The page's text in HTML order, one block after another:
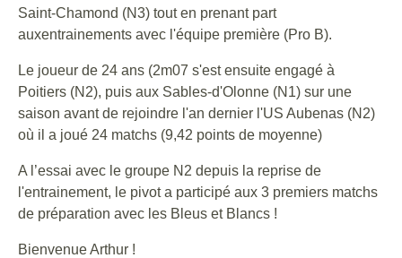
Saint-Chamond (N3) tout en prenant part
auxentrainements avec l'équipe première (Pro B).
Le joueur de 24 ans (2m07 s'est ensuite engagé à
Poitiers (N2), puis aux Sables-d'Olonne (N1) sur une
saison avant de rejoindre l'an dernier l'US Aubenas (N2)
où il a joué 24 matchs (9,42 points de moyenne)
A l’essai avec le groupe N2 depuis la reprise de
l'entrainement, le pivot a participé aux 3 premiers matchs
de préparation avec les Bleus et Blancs !
Bienvenue Arthur !